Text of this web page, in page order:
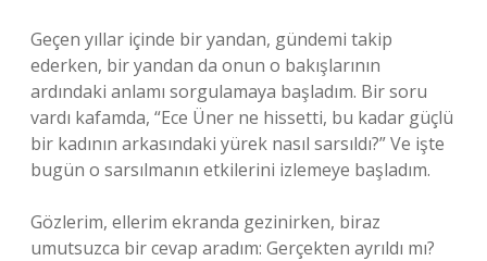
Geçen yıllar içinde bir yandan, gündemi takip
ederken, bir yandan da onun o bakışlarının
ardındaki anlamı sorgulamaya başladım. Bir soru
vardı kafamda, “Ece Üner ne hissetti, bu kadar güçlü
bir kadının arkasındaki yürek nasıl sarsıldı?” Ve işte
bugün o sarsılmanın etkilerini izlemeye başladım.
Gözlerim, ellerim ekranda gezinirken, biraz
umutsuzca bir cevap aradım: Gerçekten ayrıldı mı?